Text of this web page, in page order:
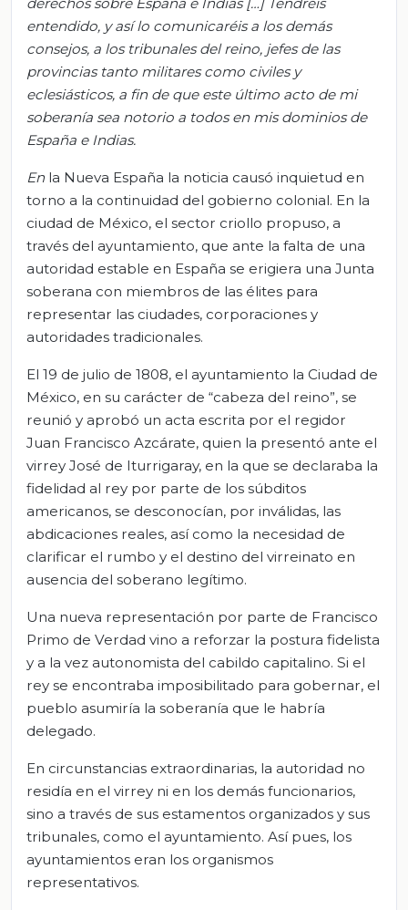
entendido, y así lo comunicaréis a los demás
consejos, a los tribunales del reino, jefes de las
provincias tanto militares como civiles y
eclesiásticos, a fin de que este último acto de mi
soberanía sea notorio a todos en mis dominios de
España e Indias.
En la Nueva España la noticia causó inquietud en
torno a la continuidad del gobierno colonial. En la
ciudad de México, el sector criollo propuso, a
través del ayuntamiento, que ante la falta de una
autoridad estable en España se erigiera una Junta
soberana con miembros de las élites para
representar las ciudades, corporaciones y
autoridades tradicionales.
El 19 de julio de 1808, el ayuntamiento la Ciudad de
México, en su carácter de “cabeza del reino”, se
reunió y aprobó un acta escrita por el regidor
Juan Francisco Azcárate, quien la presentó ante el
virrey José de Iturrigaray, en la que se declaraba la
fidelidad al rey por parte de los súbditos
americanos, se desconocían, por inválidas, las
abdicaciones reales, así como la necesidad de
clarificar el rumbo y el destino del virreinato en
ausencia del soberano legítimo.
Una nueva representación por parte de Francisco
Primo de Verdad vino a reforzar la postura fidelista
y a la vez autonomista del cabildo capitalino. Si el
rey se encontraba imposibilitado para gobernar, el
pueblo asumiría la soberanía que le habría
delegado.
En circunstancias extraordinarias, la autoridad no
residía en el virrey ni en los demás funcionarios,
sino a través de sus estamentos organizados y sus
tribunales, como el ayuntamiento. Así pues, los
ayuntamientos eran los organismos
representativos.